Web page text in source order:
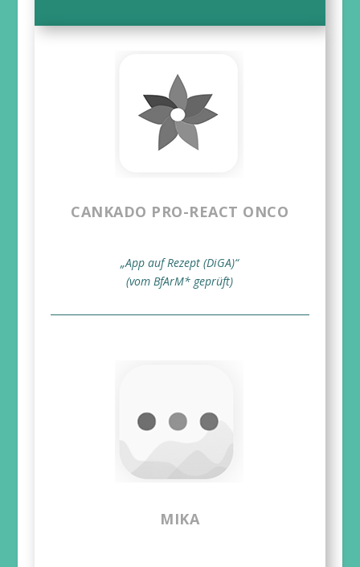
CANKADO PRO-REACT ONCO
„App auf Rezept (DiGA)“
(vom BfArM* geprüft)
MIKA